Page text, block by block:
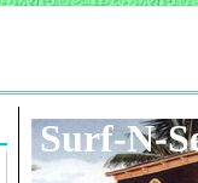
Surf-N-